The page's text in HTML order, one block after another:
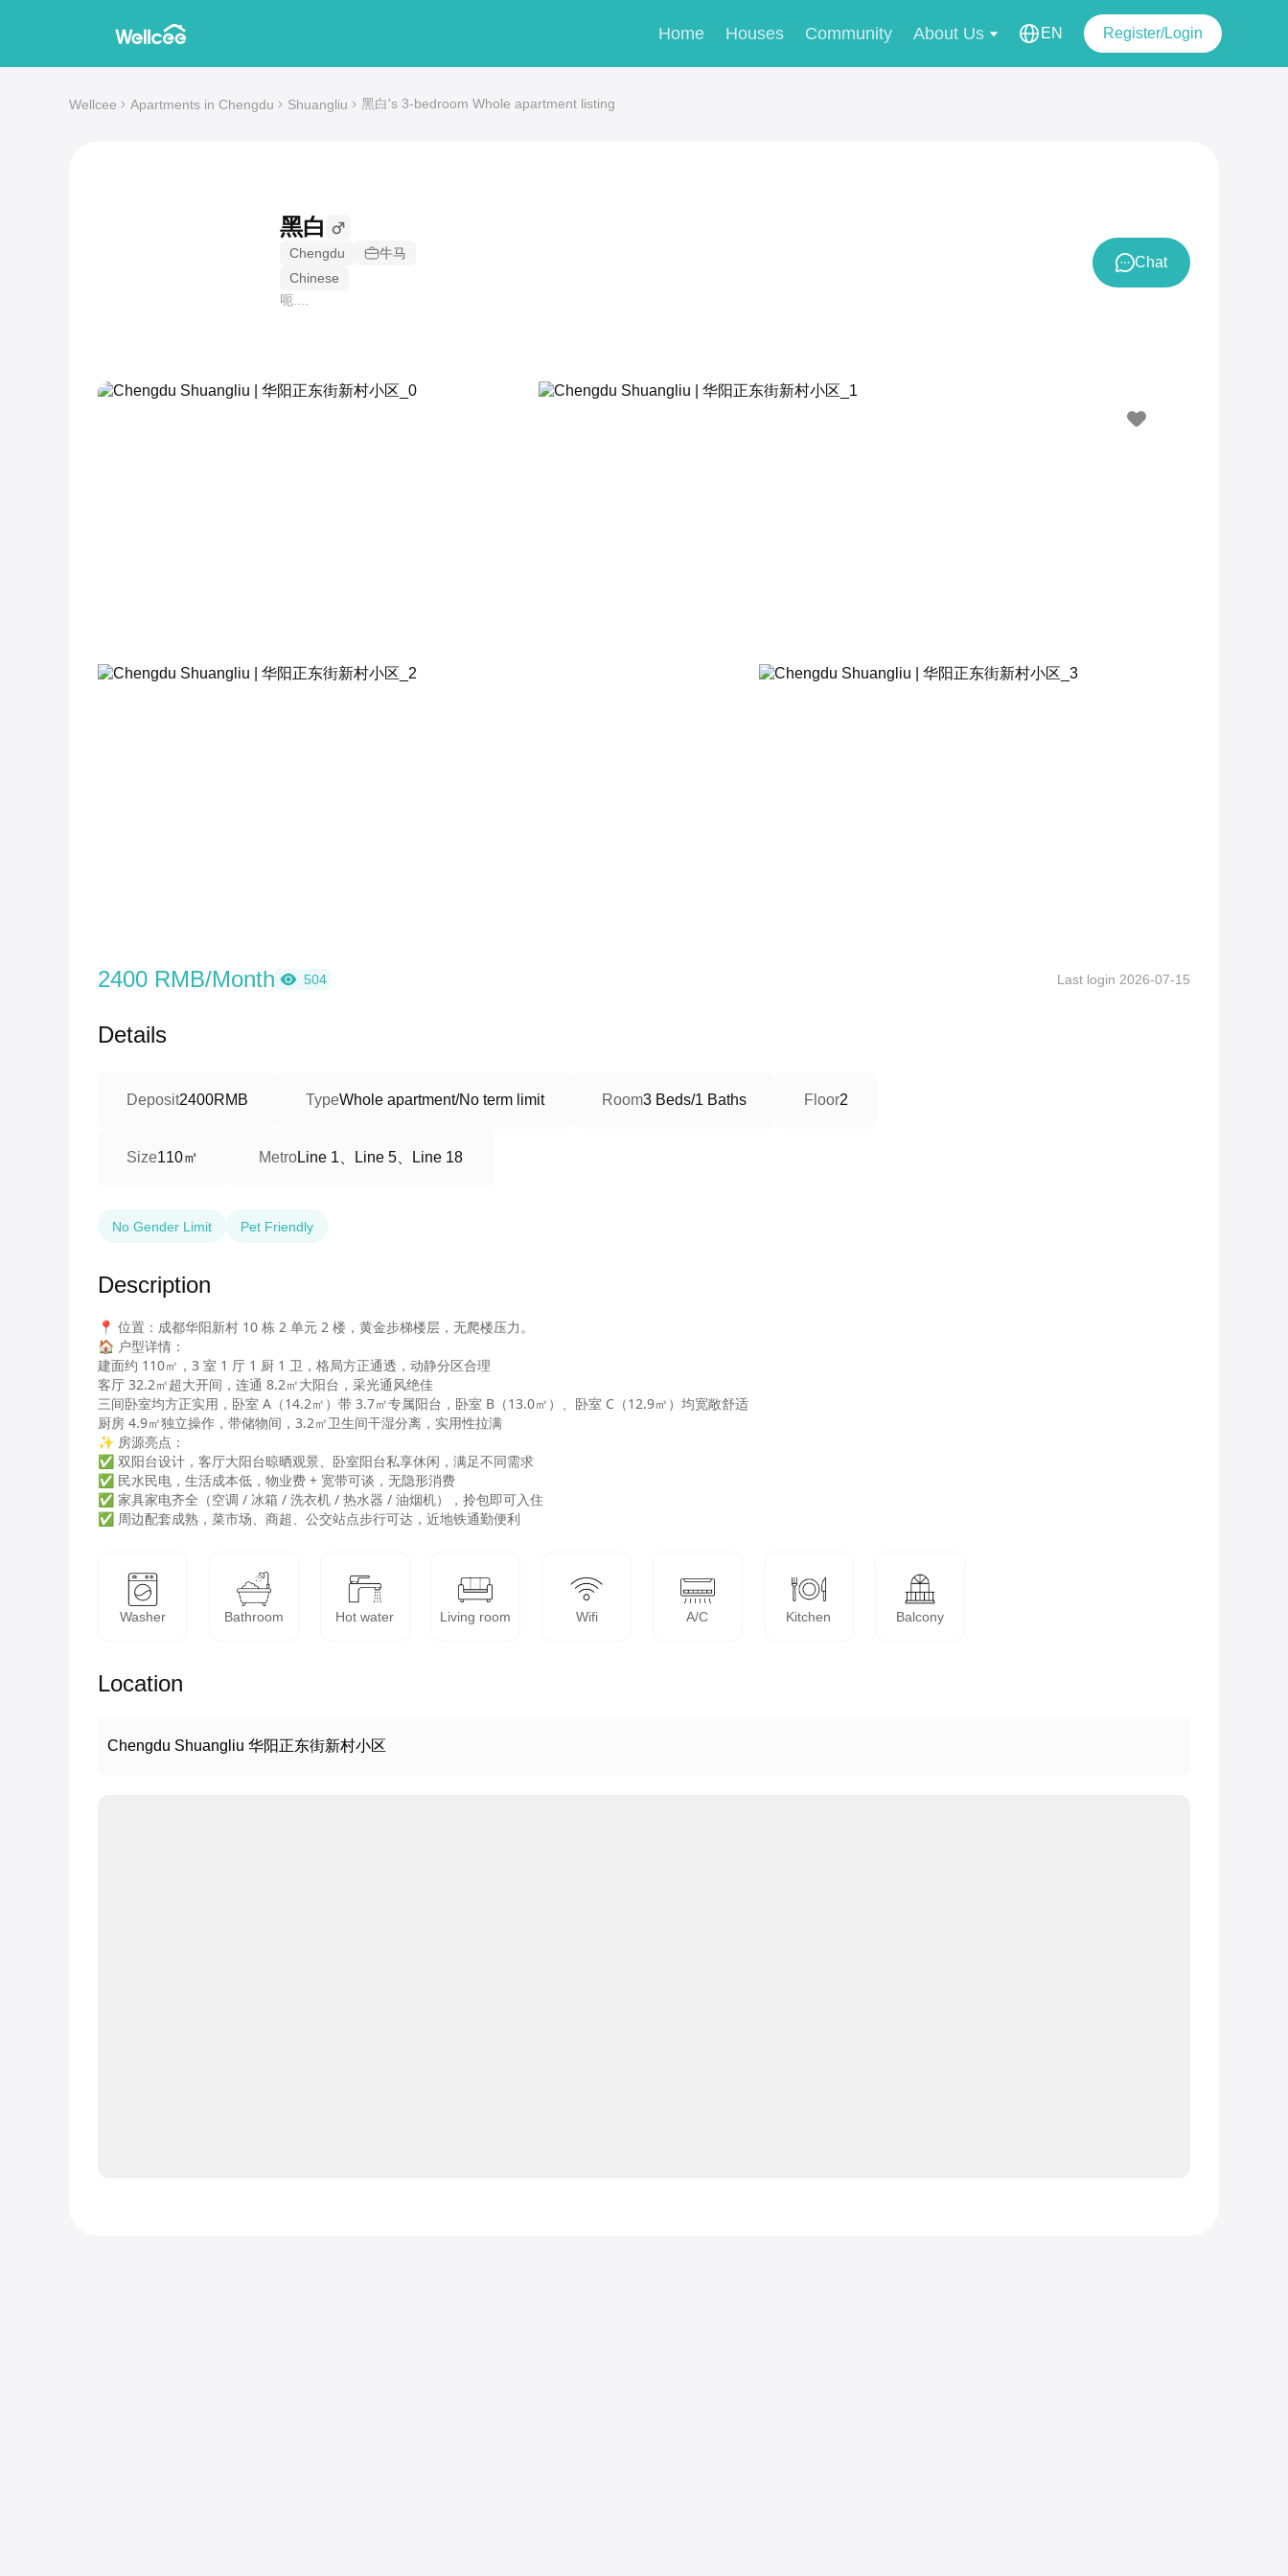
Home Houses Community About Us EN Register/Login
Wellcee Apartments in Chengdu Shuangliu 黑白's 3-bedroom Whole apartment listing
黑白
Chengdu
牛马
Chinese
呃....
Chat
2400 RMB/Month 504 Last login 2026-07-15
Details
Deposit2400RMB TypeWhole apartment/No term limit Room3 Beds/1 Baths Floor2
Size110㎡ MetroLine 1、Line 5、Line 18
No Gender Limit Pet Friendly
Description
📍 位置：成都华阳新村 10 栋 2 单元 2 楼，黄金步梯楼层，无爬楼压力。
🏠 户型详情：
建面约 110㎡，3 室 1 厅 1 厨 1 卫，格局方正通透，动静分区合理
客厅 32.2㎡超大开间，连通 8.2㎡大阳台，采光通风绝佳
三间卧室均方正实用，卧室 A（14.2㎡）带 3.7㎡专属阳台，卧室 B（13.0㎡）、卧室 C（12.9㎡）均宽敞舒适
厨房 4.9㎡独立操作，带储物间，3.2㎡卫生间干湿分离，实用性拉满
✨ 房源亮点：
✅ 双阳台设计，客厅大阳台晾晒观景、卧室阳台私享休闲，满足不同需求
✅ 民水民电，生活成本低，物业费 + 宽带可谈，无隐形消费
✅ 家具家电齐全（空调 / 冰箱 / 洗衣机 / 热水器 / 油烟机），拎包即可入住
✅ 周边配套成熟，菜市场、商超、公交站点步行可达，近地铁通勤便利
Washer Bathroom Hot water Living room Wifi A/C Kitchen Balcony
Location
Chengdu Shuangliu 华阳正东街新村小区